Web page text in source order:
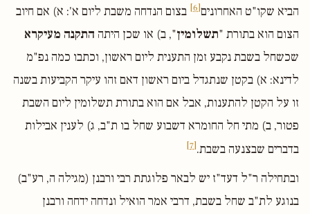
הביא שקו"ט האחרונים[6]
בצום הנדחה משבת ליום א': א) אם חיוב
הצום הוא בתורת "תשלומין", ב) או שכן היתה התקנה מעיקרא
שכשחל בשבת נקבע זמן התענית ליום ראשון, וכתבו כמה נפ"מ
לדינא: א) בקטן שנתגדל ביום ראשון דאם זהו עיקר הקביעות בשנה
זו על הקטן להתענות, אבל אם הוא בתורת תשלומין ליום השבת
פטור, ב) מתי חל החומרא דשבוע שחל בו ת"ב, ג) לענין אבילות
בדברים שבצנעה בשבת.[7]
ובתחילה ר"ל דעד"ז יש לבאר פלוגתת רבי ורבנן (מגילה ה, רע"ב)
בנוגע לת"ב שחל בשבת, דרבי אמר הואיל ונדחה ידחה ורבנן